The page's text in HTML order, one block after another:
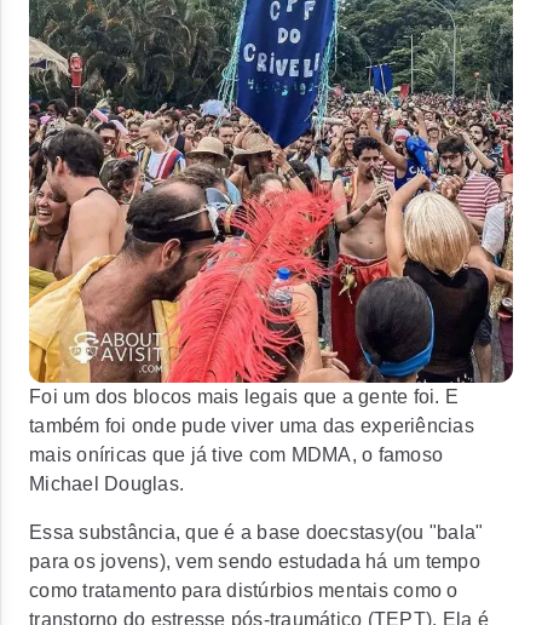
Foi um dos blocos mais legais que a gente foi. E
também foi onde pude viver uma das experiências
mais oníricas que já tive com MDMA, o famoso
Michael Douglas.
Essa substância, que é a base doecstasy(ou "bala"
para os jovens), vem sendo estudada há um tempo
como tratamento para distúrbios mentais como o
transtorno do estresse pós-traumático (TEPT). Ela é